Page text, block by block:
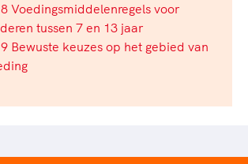
Voedingsmiddelenregels voor
tussen 7 en 13 jaar
Bewuste keuzes op het gebied van